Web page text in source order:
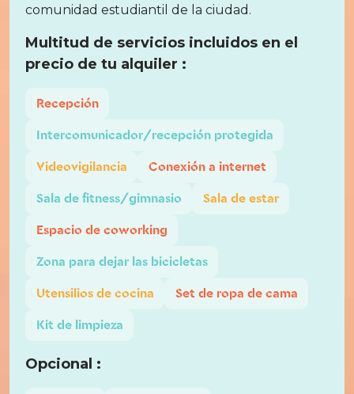
comunidad estudiantil de la ciudad.
Multitud de servicios incluidos en el
precio de tu alquiler :
Recepción
Intercomunicador/recepción protegida
Videovigilancia
Conexión a internet
Sala de fitness/gimnasio
Sala de estar
Espacio de coworking
Zona para dejar las bicicletas
Utensilios de cocina
Set de ropa de cama
Kit de limpieza
Opcional :